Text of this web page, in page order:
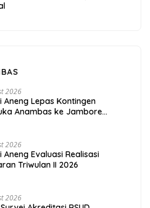
2026
Aneng Lepas Kontingen
Anambas ke Jambore
2026
Aneng Evaluasi Realisasi
Triwulan II 2026
2026